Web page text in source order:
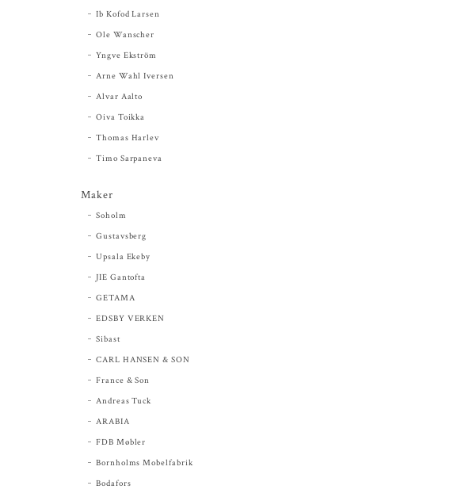
Ib Kofod Larsen
Ole Wanscher
Yngve Ekström
Arne Wahl Iversen
Alvar Aalto
Oiva Toikka
Thomas Harlev
Timo Sarpaneva
Maker
Soholm
Gustavsberg
Upsala Ekeby
JIE Gantofta
GETAMA
EDSBY VERKEN
Sibast
CARL HANSEN & SON
France & Son
Andreas Tuck
ARABIA
FDB Møbler
Bornholms Mobelfabrik
Bodafors